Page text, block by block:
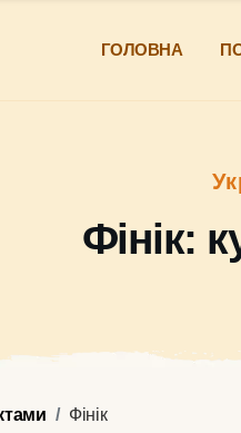
ГОЛОВНА
Фінік:
Фінік